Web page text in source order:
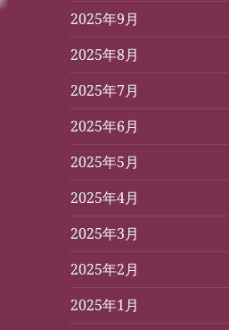
2025年9月
2025年8月
2025年7月
2025年6月
2025年5月
2025年4月
2025年3月
2025年2月
2025年1月